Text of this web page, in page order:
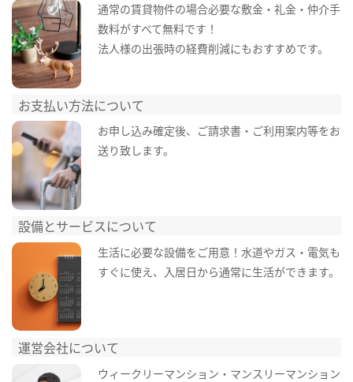
通常の賃貸物件の場合必要な敷金・礼金・仲介手
数料がすべて無料です！
法人様の出張時の経費削減にもおすすめです。
お支払い方法について
お申し込み確定後、ご請求書・ご利用案内等をお
送り致します。
設備とサービスについて
生活に必要な設備をご用意！水道やガス・電気も
すぐに使え、入居日から通常に生活ができます。
運営会社について
ウィークリーマンション・マンスリーマンション